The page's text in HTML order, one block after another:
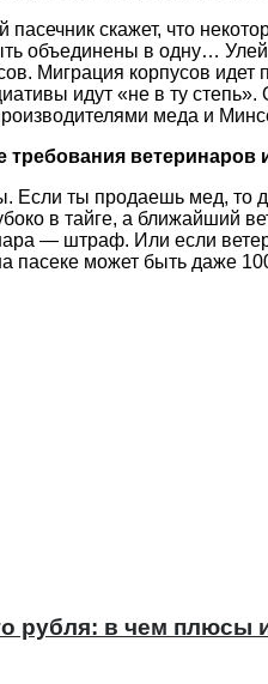
скажет, что
объединены в одну…
Миграция корпусов
идут «не в ту
меда и
ветеринаров
Если ты продаешь мед, то
в тайге, а ближайший
— штраф. Или если
пасеке может быть даже
рубля: в чем плюсы